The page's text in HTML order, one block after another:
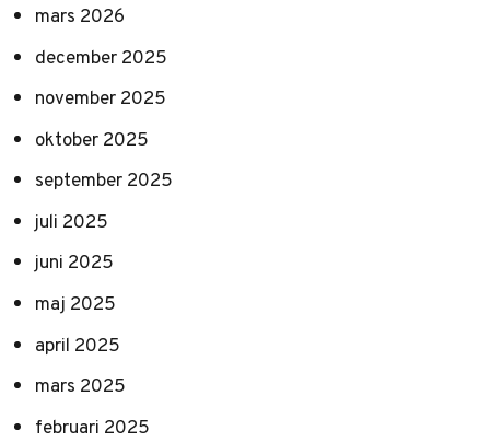
mars 2026
december 2025
november 2025
oktober 2025
september 2025
juli 2025
juni 2025
maj 2025
april 2025
mars 2025
februari 2025